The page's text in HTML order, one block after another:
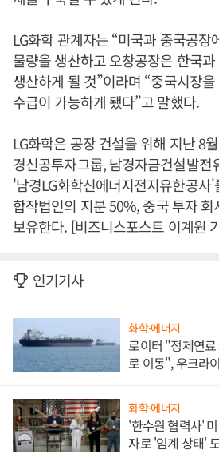
LG화학 관계자는 “미국과 중국공장
물량을 생산하고 오창공장은 한국
생산하게 될 것”이라며 “중국시장
수급이 가능하게 됐다”고 말했다.
LG화학은 공장 건설을 위해 지난 8
경신공투자그룹, 남경자금건설발전
'남경LG화학신에너지전지유한공사'
합작법인의 지분 50%, 중국 투자
보유한다. [비즈니스포스트 이계원
인기기사
화학·에너지
로이터 "정제연
로 이동", 우크라
화학·에너지
'한수원 협력사'
자로 '임계 상태'